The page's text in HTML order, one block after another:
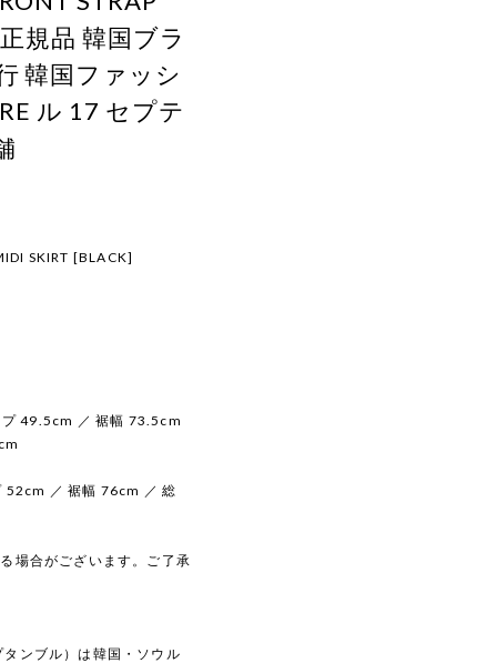
規品 韓国ブラ
韓国ファッシ
ル 17 セプテ
SKIRT [BLACK]
49.5cm ／ 裾幅 73.5cm
52cm ／ 裾幅 76cm ／ 総
場合がございます。ご了承
ンブル）は韓国・ソウル